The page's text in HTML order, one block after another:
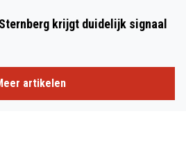
krijgt duidelijk signaal
artikelen